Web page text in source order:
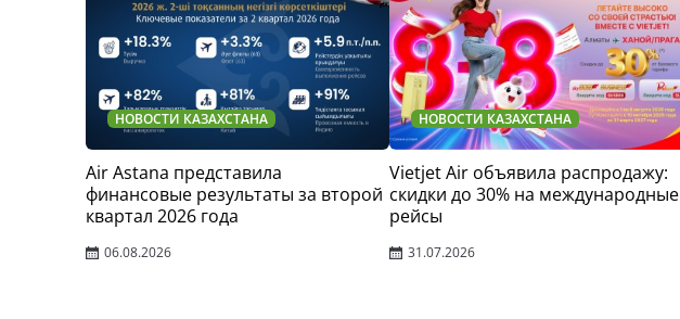
НОВОСТИ КАЗАХСТАНА
Air Astana представила
финансовые результаты за второй
квартал 2026 года
06.08.2026
НОВОСТИ КАЗАХСТАНА
Vietjet Air объявила распродажу:
скидки до 30% на международные
рейсы
31.07.2026